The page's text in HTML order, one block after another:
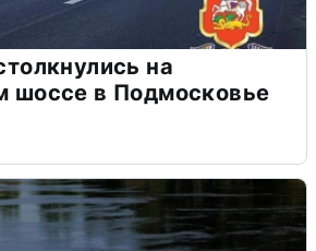
на
шоссе в Подмосковье